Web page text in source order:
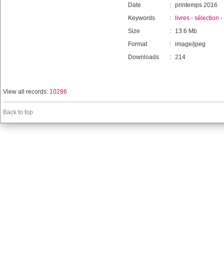
Date : printemps 2016
Keywords
: livres - sélection -
Size
:
13.6 Mb
Format
: image/jpeg
Downloads
: 214
View all records: 10286
Back to top